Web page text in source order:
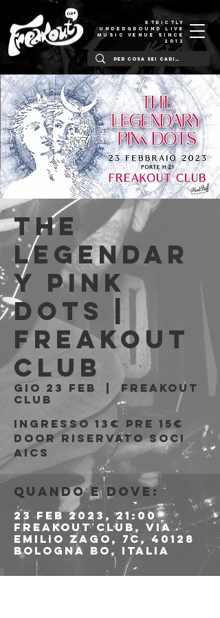
STRICTLY
UNDERGROUND LIVE
MUSIC VENUE SINCE
2012
The
Legendar
y Pink
Dots |
Freakout
Club
gio 23 feb
  |
Freakout
Club
Ingresso 13€ PRE 15€
DOOR riservato soci
Quando e dove:
23 feb 2023, 21:00
Freakout Club, Via
Emilio Zago, 7c, 40128
Bologna BO, Italia